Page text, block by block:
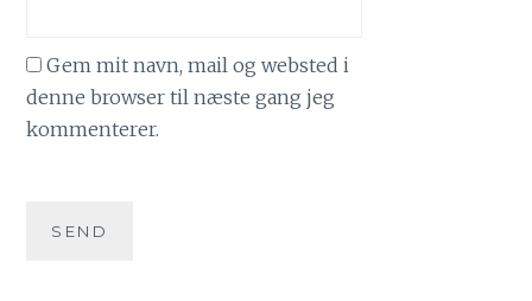
Gem mit navn, mail og websted i
denne browser til næste gang jeg
kommenterer.